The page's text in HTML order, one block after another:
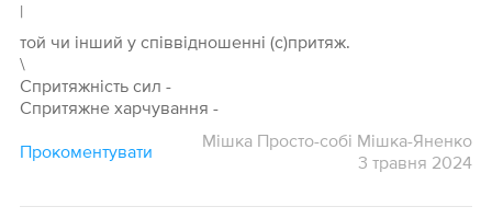
|
той чи інший у співвідношенні (с)притяж.
\
Спритяжність сил -
Спритяжне харчування -
Прокоментувати
Мішка Просто-собі Мішка-Яненко
3 травня 2024